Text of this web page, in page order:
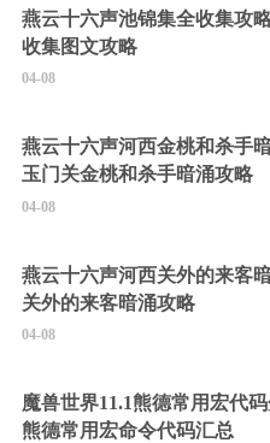
燕云十六声池锦集全收集攻
收集图文攻略
04-08
燕云十六声河西金桃和杀手
玉门关金桃和杀手暗涌攻略
04-08
燕云十六声河西关外的来客
关外的来客暗涌攻略
04-08
魔兽世界11.1熊德常用宏代码
熊德常用宏命令代码汇总